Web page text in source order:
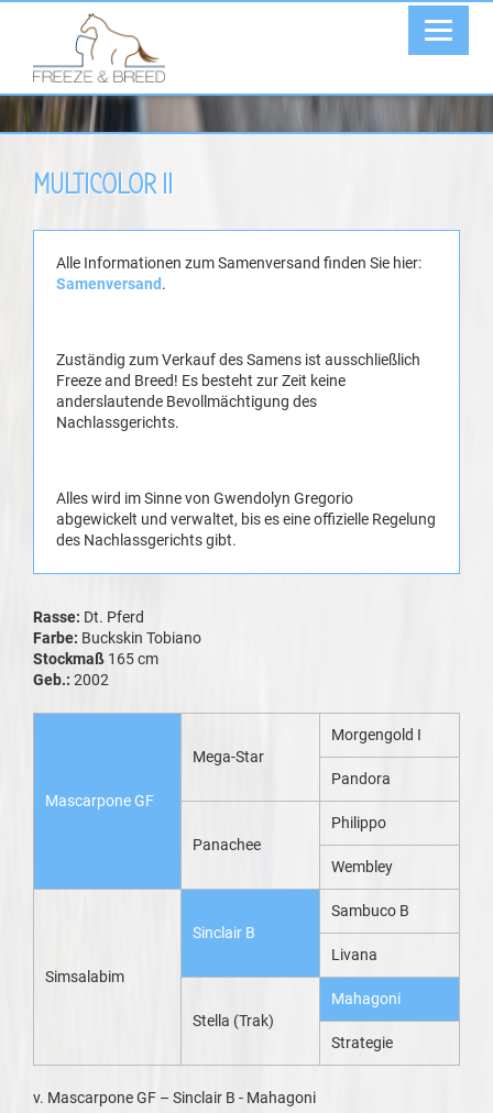
MULTICOLOR II
Alle Informationen zum Samenversand finden Sie hier:
Samenversand .
Zuständig zum Verkauf des Samens ist ausschließlich
Freeze and Breed! Es besteht zur Zeit keine
anderslautende Bevollmächtigung des
Nachlassgerichts.
Alles wird im Sinne von Gwendolyn Gregorio
abgewickelt und verwaltet, bis es eine offizielle Regelung
des Nachlassgerichts gibt.
Rasse: Dt. Pferd
Farbe: Buckskin Tobiano
Stockmaß 165 cm
Geb.: 2002
Mascarpone GF
Mega-Star
Morgengold I
Pandora
Panachee
Philippo
Wembley
Simsalabim
Sinclair B
Sambuco B
Livana
Stella (Trak)
Mahagoni
Strategie
v. Mascarpone GF – Sinclair B - Mahagoni